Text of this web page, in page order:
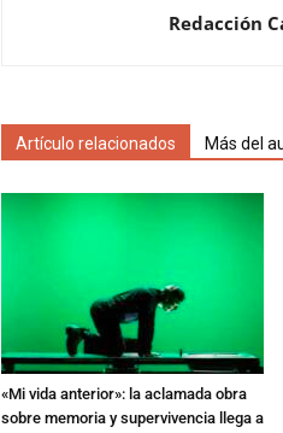
Redacción
Artículo relacionados Más del
«Mi vida anterior»: la aclamada obra
sobre memoria y supervivencia llega a